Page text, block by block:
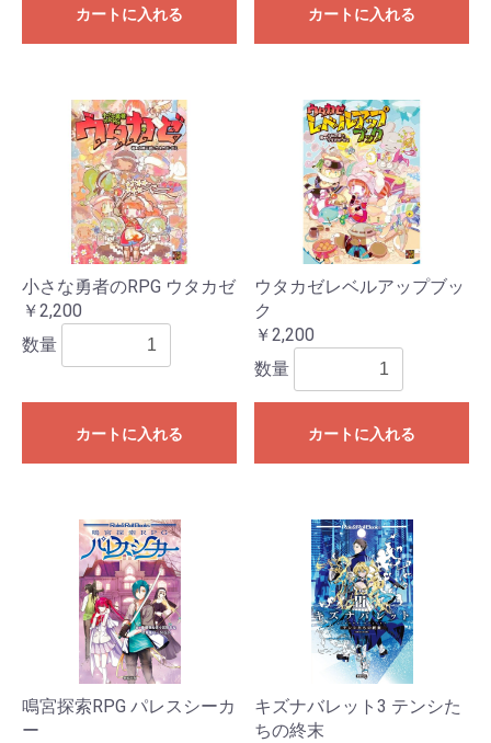
カートに入れる カートに入れる
小さな勇者のRPG ウタカゼ
￥2,200
数量
カートに入れる
ウタカゼレベルアップブッ
ク
￥2,200
数量
カートに入れる
鳴宮探索RPG パレスシーカ
ー
キズナバレット3 テンシた
ちの終末